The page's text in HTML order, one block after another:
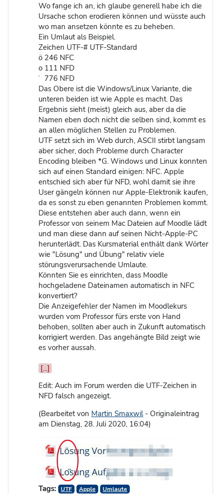
Wo fange ich an, ich glaube generell habe ich die
Ursache schon erodieren können und wüsste auch
wo man ansetzen könnte es zu beheben.
Ein Umlaut als Beispiel.
Zeichen UTF-# UTF-Standard
ö 246 NFC
o 111 NFD
̈ 776 NFD
Das Obere ist die Windows/Linux Variante, die
unteren beiden ist wie Apple es macht. Das
Ergebnis sieht (meist) gleich aus, aber da die
Namen eben doch nicht die selben sind, kommt es
an allen möglichen Stellen zu Problemen.
UTF setzt sich im Web durch, ASCII stirbt langsam
aber sicher, doch Probleme durch Character
Encoding bleiben *G. Windows und Linux konnten
sich auf einen Standard einigen: NFC. Apple
entschied sich aber für NFD, wohl damit sie ihre
User gängeln können nur Apple-Elektronik kaufen,
da es sonst zu eben genannten Problemen kommt.
Diese entstehen aber auch dann, wenn ein
Professor von seinem Mac Dateien auf Moodle lädt
und man diese dann auf seinen Nicht-Apple-PC
herunterlädt. Das Kursmaterial enthält dank Wörter
wie "Lösung" und Übung" relativ viele
störungsverursachende Umlaute.
Könnten Sie es einrichten, dass Moodle
hochgeladene Dateinamen automatisch in NFC
konvertiert?
Die Anzeigefehler der Namen im Moodlekurs
wurden vom Professor fürs erste von Hand
behoben, sollten aber auch in Zukunft automatisch
korrigiert werden. Das angehängte Bild zeigt wie
es vorher aussah.
[...]
Edit: Auch im Forum werden die UTF-Zeichen in
NFD falsch angezeigt.
(Bearbeitet von Martin Smaxwil- Originaleintrag
am Dienstag, 28. Juli 2020, 16:04)
Tags: UTF Apple Umlaute